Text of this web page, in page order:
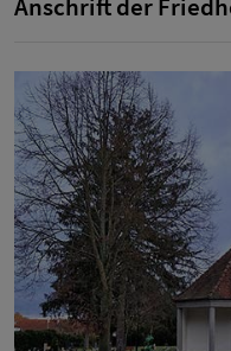
Anschrift der